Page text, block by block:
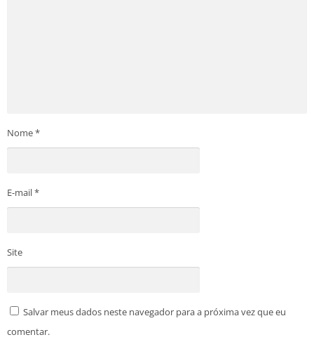
Nome*
E-mail*
Site
Salvar meus dados neste navegador para a próxima vez que eu
comentar.